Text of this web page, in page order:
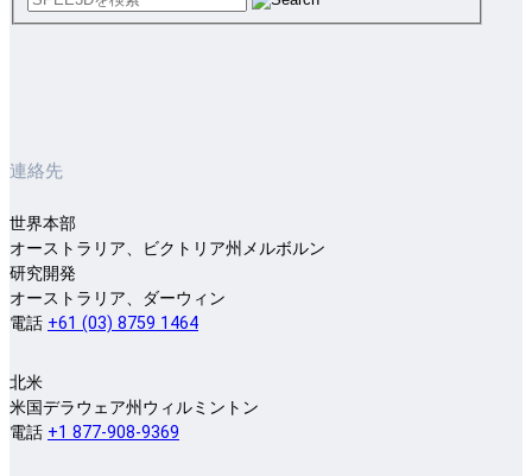
連絡先
世界本部
オーストラリア、ビクトリア州メルボルン
研究開発
オーストラリア、ダーウィン
電話 +61 (03) 8759 1464
北米
米国デラウェア州ウィルミントン
電話 +1 877-908-9369